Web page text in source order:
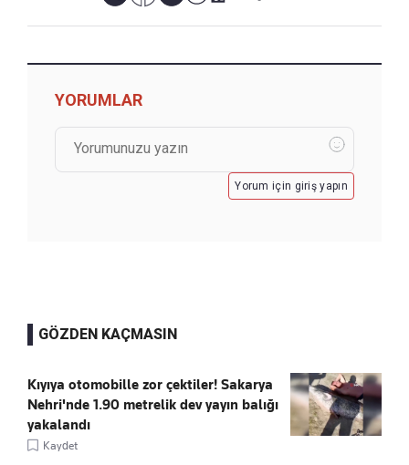
YORUMLAR
Yorum için giriş yapın
GÖZDEN KAÇMASIN
Kıyıya otomobille zor çektiler! Sakarya
Nehri'nde 1.90 metrelik dev yayın balığı
yakalandı
Kaydet